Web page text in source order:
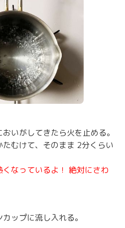
いがしてきたら火を止める。
むけて、そのまま 2分くらい
なっているよ！ 絶対にさわ
ップに流し入れる。